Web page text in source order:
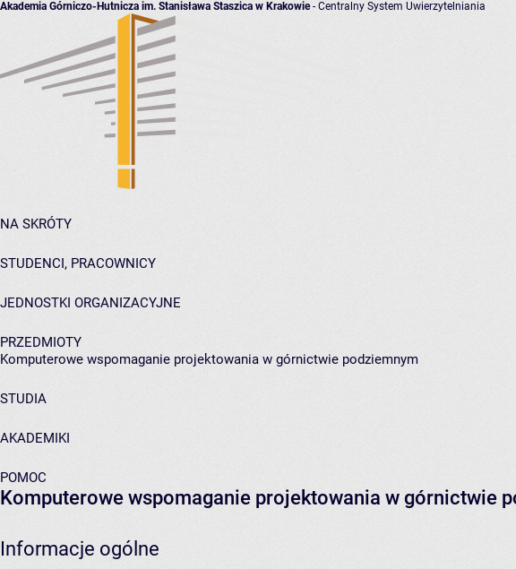
Akademia Górniczo-Hutnicza im. Stanisława Staszica w Krakowie- Centralny System Uwierzytelniania
NA SKRÓTY
STUDENCI, PRACOWNICY
JEDNOSTKI ORGANIZACYJNE
PRZEDMIOTY
Komputerowe wspomaganie projektowania w górnictwie podziemnym
STUDIA
AKADEMIKI
POMOC
Komputerowe wspomaganie projektowania w górnictwie
Informacje ogólne